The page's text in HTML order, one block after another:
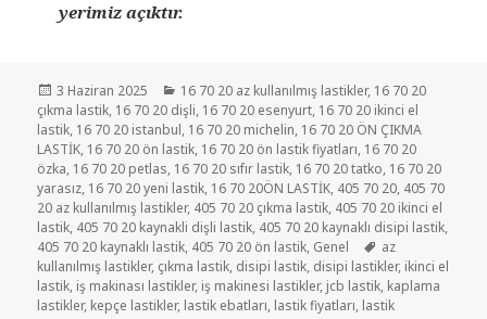
yerimiz açıktır.
Yayın
tarihi
3 Haziran 2025 Kategoriler
16 70 20 az kullanılmış lastikler, 16 70 20
çıkma lastik, 16 70 20 dişli, 16 70 20 esenyurt, 16 70 20 ikinci el
lastik, 16 70 20 istanbul, 16 70 20 michelin, 16 70 20 ÖN ÇIKMA
LASTİK, 16 70 20 ön lastik, 16 70 20 ön lastik fiyatları, 16 70 20
özka, 16 70 20 petlas, 16 70 20 sıfır lastik, 16 70 20 tatko, 16 70 20
yarasız, 16 70 20 yeni lastik, 16 70 20ÖN LASTİK, 405 70 20, 405 70
20 az kullanılmış lastikler, 405 70 20 çıkma lastik, 405 70 20 ikinci el
lastik, 405 70 20 kaynakli dişli lastik, 405 70 20 kaynaklı disipi lastik,
405 70 20 kaynaklı lastik, 405 70 20 ön lastik, Genel Etiketler
az
kullanılmış lastikler, çıkma lastik, disipi lastik, disipi lastikler, ikinci el
lastik, iş makinası lastikler, iş makinesi lastikler, jcb lastik, kaplama
lastikler, kepçe lastikler, lastik ebatları, lastik fiyatları, lastik